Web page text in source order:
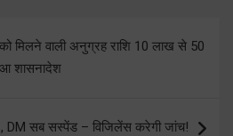
मिलने वाली अनुग्रह राशि 10 लाख से 50
शासनादेश
DM सब सस्पेंड – विजिलेंस करेगी जांच!